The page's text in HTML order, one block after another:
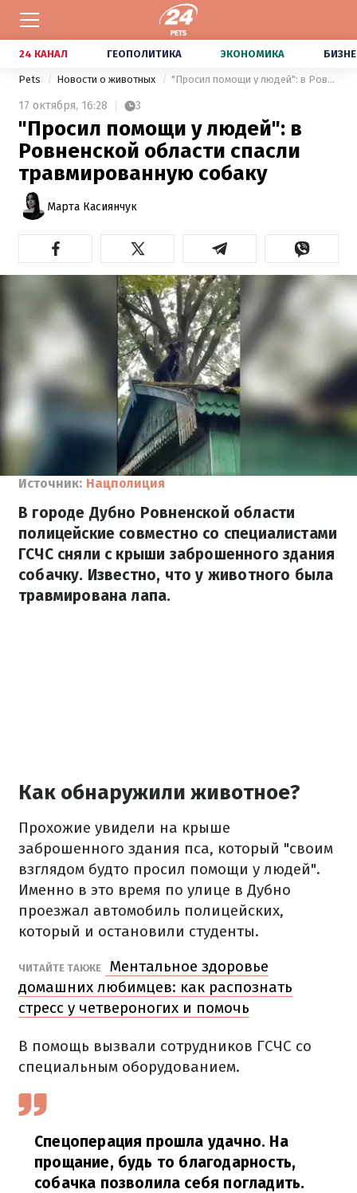
24 КАНАЛ ГЕОПОЛИТИКА ЭКОНОМИКА
Pets Новости о животных "Просил помощи у людей": в Ровненской области спасли травмированную собаку
17 октября, 16:28 3
"Просил помощи у людей": в
Ровненской области спасли
травмированную собаку
Марта Касиянчук
Источник: Нацполиция
В городе Дубно Ровненской области
полицейские совместно со специалистами
ГСЧС сняли с крыши заброшенного здания
собачку. Известно, что у животного была
травмирована лапа.
Как обнаружили животное?
Прохожие увидели на крыше
заброшенного здания пса, который "своим
взглядом будто просил помощи у людей".
Именно в это время по улице в Дубно
проезжал автомобиль полицейских,
который и остановили студенты.
ЧИТАЙТЕ ТАКЖЕ
Ментальное здоровье
домашних любимцев: как распознать
стресс у четвероногих и помочь
В помощь вызвали сотрудников ГСЧС со
специальным оборудованием.
Спецоперация прошла удачно. На
прощание, будь то благодарность,
собачка позволила себя погладить.